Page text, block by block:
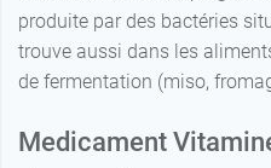
produite par des bactéries
trouve aussi dans les
de fermentation (miso,
Medicament